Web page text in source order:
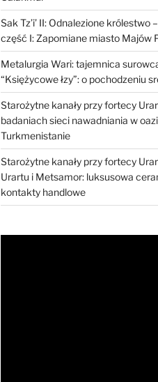
Sak Tz’i’ II: Odnalezione królestwo
część I: Zapomiane miasto Majów
Metalurgia Wari: tajemnica
“Księżycowe łzy”: o pochodzeniu
Starożytne kanały przy fortecy
badaniach sieci nawadniania w
Turkmenistanie
Starożytne kanały przy fortecy
Urartu i Metsamor: luksusowa
kontakty handlowe